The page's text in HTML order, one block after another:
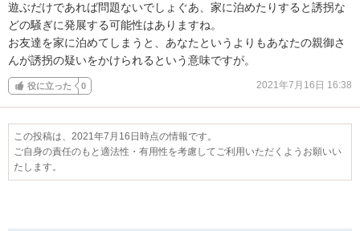
遊ぶだけであれば問題ないでしょぐあ、家に泊めたりすると誘拐な
どの騒ぎに発展する可能性はありますね。
お友達を家に泊めてしまうと、あなたというよりもあなたの親御さ
んが誘拐の疑いをかけられるという意味ですが。
役に立った 0 2021年7月16日 16:38
この投稿は、2021年7月16日時点の情報です。
ご自身の責任のもと適法性・有用性を考慮してご利用いただくようお願いい
たします。